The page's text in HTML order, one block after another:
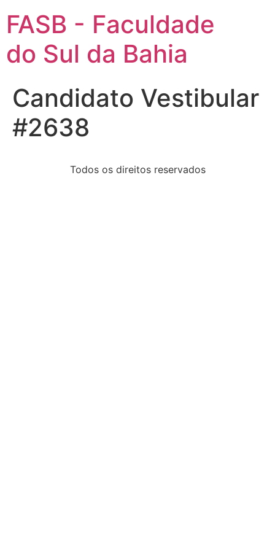
FASB - Faculdade
do Sul da Bahia
Candidato Vestibular
#2638
Todos os direitos reservados